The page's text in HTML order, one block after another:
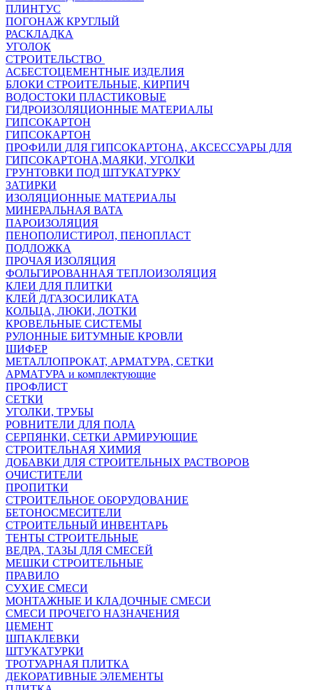
ПЛИНТУС
ПОГОНАЖ КРУГЛЫЙ
РАСКЛАДКА
УГОЛОК
СТРОИТЕЛЬСТВО
АСБЕСТОЦЕМЕНТНЫЕ ИЗДЕЛИЯ
БЛОКИ СТРОИТЕЛЬНЫЕ, КИРПИЧ
ВОДОСТОКИ ПЛАСТИКОВЫЕ
ГИДРОИЗОЛЯЦИОННЫЕ МАТЕРИАЛЫ
ГИПСОКАРТОН
ГИПСОКАРТОН
ПРОФИЛИ ДЛЯ ГИПСОКАРТОНА, АКСЕССУАРЫ ДЛЯ
ГИПСОКАРТОНА,МАЯКИ, УГОЛКИ
ГРУНТОВКИ ПОД ШТУКАТУРКУ
ЗАТИРКИ
ИЗОЛЯЦИОННЫЕ МАТЕРИАЛЫ
МИНЕРАЛЬНАЯ ВАТА
ПАРОИЗОЛЯЦИЯ
ПЕНОПОЛИСТИРОЛ, ПЕНОПЛАСТ
ПОДЛОЖКА
ПРОЧАЯ ИЗОЛЯЦИЯ
ФОЛЬГИРОВАННАЯ ТЕПЛОИЗОЛЯЦИЯ
КЛЕИ ДЛЯ ПЛИТКИ
КЛЕЙ Д/ГАЗОСИЛИКАТА
КОЛЬЦА, ЛЮКИ, ЛОТКИ
КРОВЕЛЬНЫЕ СИСТЕМЫ
РУЛОННЫЕ БИТУМНЫЕ КРОВЛИ
ШИФЕР
МЕТАЛЛОПРОКАТ, АРМАТУРА, СЕТКИ
АРМАТУРА и комплектующие
ПРОФЛИСТ
СЕТКИ
УГОЛКИ, ТРУБЫ
РОВНИТЕЛИ ДЛЯ ПОЛА
СЕРПЯНКИ, СЕТКИ АРМИРУЮЩИЕ
СТРОИТЕЛЬНАЯ ХИМИЯ
ДОБАВКИ ДЛЯ СТРОИТЕЛЬНЫХ РАСТВОРОВ
ОЧИСТИТЕЛИ
ПРОПИТКИ
СТРОИТЕЛЬНОЕ ОБОРУДОВАНИЕ
БЕТОНОСМЕСИТЕЛИ
СТРОИТЕЛЬНЫЙ ИНВЕНТАРЬ
ТЕНТЫ СТРОИТЕЛЬНЫЕ
ВЕДРА, ТАЗЫ ДЛЯ СМЕСЕЙ
МЕШКИ СТРОИТЕЛЬНЫЕ
ПРАВИЛО
СУХИЕ СМЕСИ
МОНТАЖНЫЕ И КЛАДОЧНЫЕ СМЕСИ
СМЕСИ ПРОЧЕГО НАЗНАЧЕНИЯ
ЦЕМЕНТ
ШПАКЛЕВКИ
ШТУКАТУРКИ
ТРОТУАРНАЯ ПЛИТКА
ДЕКОРАТИВНЫЕ ЭЛЕМЕНТЫ